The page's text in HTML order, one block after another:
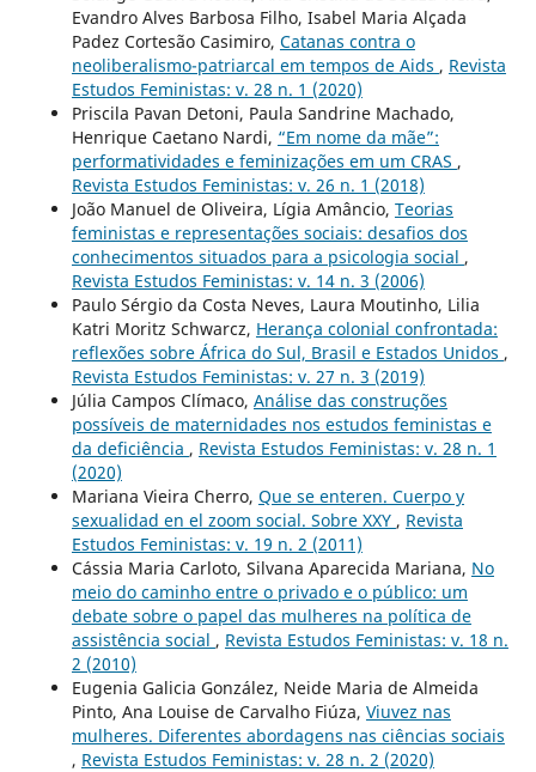
Evandro Alves Barbosa Filho, Isabel Maria Alçada
Padez Cortesão Casimiro, Catanas contra o
neoliberalismo-patriarcal em tempos de Aids , Revista
Estudos Feministas: v. 28 n. 1 (2020)
Priscila Pavan Detoni, Paula Sandrine Machado,
Henrique Caetano Nardi, “Em nome da mãe”:
performatividades e feminizações em um CRAS ,
Revista Estudos Feministas: v. 26 n. 1 (2018)
João Manuel de Oliveira, Lígia Amâncio, Teorias
feministas e representações sociais: desafios dos
conhecimentos situados para a psicologia social ,
Revista Estudos Feministas: v. 14 n. 3 (2006)
Paulo Sérgio da Costa Neves, Laura Moutinho, Lilia
Katri Moritz Schwarcz, Herança colonial confrontada:
reflexões sobre África do Sul, Brasil e Estados Unidos ,
Revista Estudos Feministas: v. 27 n. 3 (2019)
Júlia Campos Clímaco, Análise das construções
possíveis de maternidades nos estudos feministas e
da deficiência , Revista Estudos Feministas: v. 28 n. 1
(2020)
Mariana Vieira Cherro, Que se enteren. Cuerpo y
sexualidad en el zoom social. Sobre XXY , Revista
Estudos Feministas: v. 19 n. 2 (2011)
Cássia Maria Carloto, Silvana Aparecida Mariana, No
meio do caminho entre o privado e o público: um
debate sobre o papel das mulheres na política de
assistência social , Revista Estudos Feministas: v. 18 n.
2 (2010)
Eugenia Galicia González, Neide Maria de Almeida
Pinto, Ana Louise de Carvalho Fiúza, Viuvez nas
mulheres. Diferentes abordagens nas ciências sociais
, Revista Estudos Feministas: v. 28 n. 2 (2020)